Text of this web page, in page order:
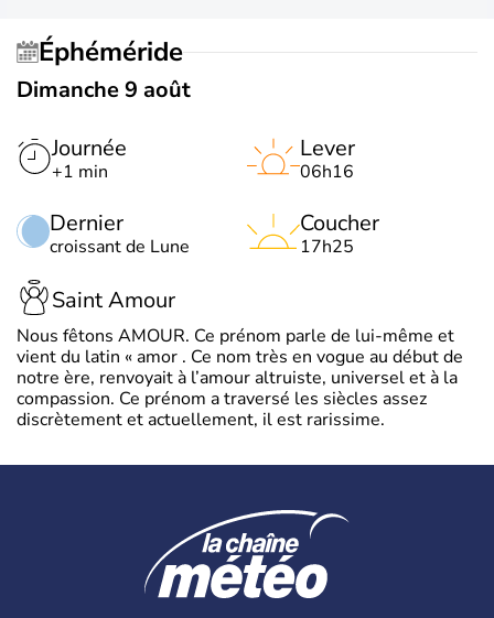
Éphéméride
Dimanche 9 août
Journée
+1 min
Dernier
croissant de Lune
Lever
06h16
Coucher
17h25
Saint Amour
Nous fêtons AMOUR. Ce prénom parle de lui-même et
vient du latin « amor . Ce nom très en vogue au début de
notre ère, renvoyait à l’amour altruiste, universel et à la
compassion. Ce prénom a traversé les siècles assez
discrètement et actuellement, il est rarissime.